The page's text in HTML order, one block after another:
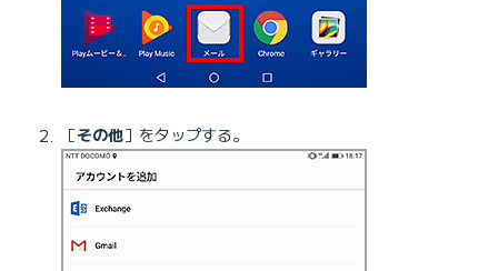
［その他］をタップする。